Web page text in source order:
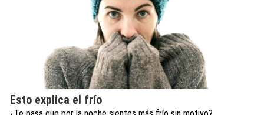
Esto explica el frío